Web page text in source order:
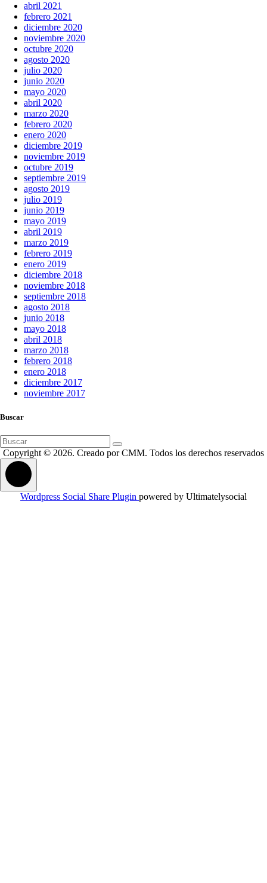
abril 2021
febrero 2021
diciembre 2020
noviembre 2020
octubre 2020
agosto 2020
julio 2020
junio 2020
mayo 2020
abril 2020
marzo 2020
febrero 2020
enero 2020
diciembre 2019
noviembre 2019
octubre 2019
septiembre 2019
agosto 2019
julio 2019
junio 2019
mayo 2019
abril 2019
marzo 2019
febrero 2019
enero 2019
diciembre 2018
noviembre 2018
septiembre 2018
agosto 2018
junio 2018
mayo 2018
abril 2018
marzo 2018
febrero 2018
enero 2018
diciembre 2017
noviembre 2017
Buscar
Buscar:
Copyright © 2026. Creado por CMM. Todos los derechos reservados
Wordpress Social Share Plugin powered by Ultimatelysocial